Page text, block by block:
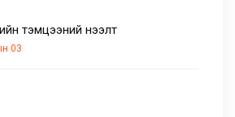
тэмцээний нээлт
03